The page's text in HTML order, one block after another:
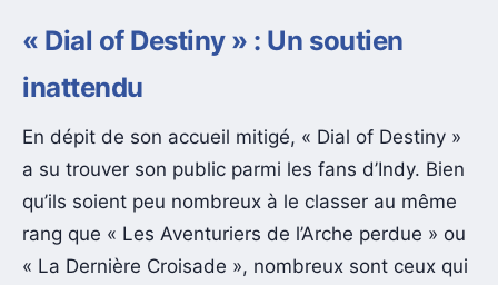
« Dial of Destiny » : Un soutien
inattendu
En dépit de son accueil mitigé, « Dial of Destiny »
a su trouver son public parmi les fans d’Indy. Bien
qu’ils soient peu nombreux à le classer au même
rang que « Les Aventuriers de l’Arche perdue » ou
« La Dernière Croisade », nombreux sont ceux qui